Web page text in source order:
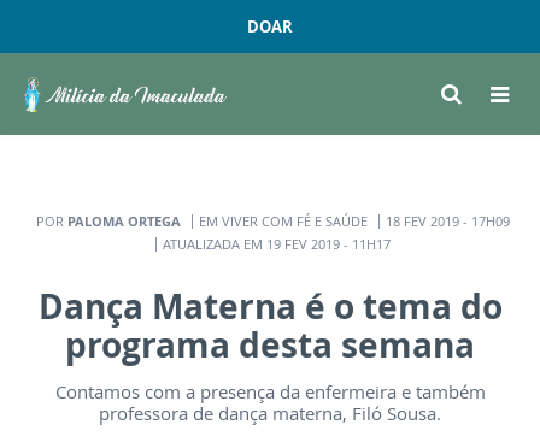
DOAR
POR PALOMA ORTEGA EM VIVER COM FÉ E SAÚDE
18 FEV 2019 - 17H09
ATUALIZADA EM 19 FEV 2019 - 11H17
Dança Materna é o tema do
programa desta semana
Contamos com a presença da enfermeira e também
professora de dança materna, Filó Sousa.